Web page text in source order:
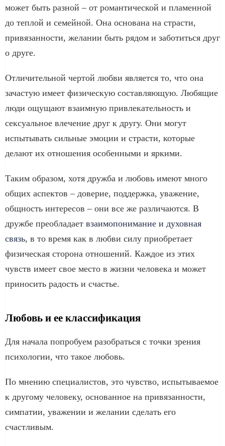
может быть разной – от романтической и пламенной
до теплой и семейной. Она основана на страсти,
привязанности, желании быть рядом и заботиться друг
о друге.
Отличительной чертой любви является то, что она
зачастую имеет физическую составляющую. Любящие
люди ощущают взаимную привлекательность и
сексуальное влечение друг к другу. Они могут
испытывать сильные эмоции и страсти, которые
делают их отношения особенными и яркими.
Таким образом, хотя дружба и любовь имеют много
общих аспектов – доверие, поддержка, уважение,
общность интересов – они все же различаются. В
дружбе преобладает взаимопонимание и духовная
связь, в то время как в любви силу приобретает
физическая сторона отношений. Каждое из этих
чувств имеет свое место в жизни человека и может
приносить радость и счастье.
Любовь и ее классификация
Для начала попробуем разобраться с точки зрения
психологии, что такое любовь.
По мнению специалистов, это чувство, испытываемое
к другому человеку, основанное на привязанности,
симпатии, уважении и желании сделать его
счастливым.